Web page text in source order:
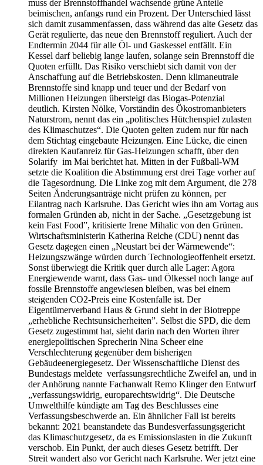
muss der Brennstoffhandel wachsende grüne Anteile
beimischen, anfangs rund ein Prozent. Der Unterschied lässt
sich damit zusammenfassen, dass während das alte Gesetz das
Gerät regulierte, das neue den Brennstoff reguliert. Auch der
Endtermin 2044 für alle Öl- und Gaskessel entfällt. Ein
Kessel darf beliebig lange laufen, solange sein Brennstoff die
Quoten erfüllt. Das Risiko verschiebt sich damit von der
Anschaffung auf die Betriebskosten. Denn klimaneutrale
Brennstoffe sind knapp und teuer und der Bedarf von
Millionen Heizungen übersteigt das Biogas-Potenzial
deutlich. Kirsten Nölke, Vorständin des Ökostromanbieters
Naturstrom, nennt das ein „politisches Hütchenspiel zulasten
des Klimaschutzes“. Die Quoten gelten zudem nur für nach
dem Stichtag eingebaute Heizungen. Eine Lücke, die einen
direkten Kaufanreiz für Gas-Heizungen schafft, über den
Solarify im Mai berichtet hat. Mitten in der Fußball-WM
setzte die Koalition die Abstimmung erst drei Tage vorher auf
die Tagesordnung. Die Linke zog mit dem Argument, die 278
Seiten Änderungsanträge nicht prüfen zu können, per
Eilantrag nach Karlsruhe. Das Gericht wies ihn am Vortag aus
formalen Gründen ab, nicht in der Sache. „Gesetzgebung ist
kein Fast Food”, kritisierte Irene Mihalic von den Grünen.
Wirtschaftsministerin Katherina Reiche (CDU) nennt das
Gesetz dagegen einen „Neustart bei der Wärmewende“:
Heizungszwänge würden durch Technologieoffenheit ersetzt.
Sonst überwiegt die Kritik quer durch alle Lager: Agora
Energiewende warnt, dass Gas- und Ölkessel noch lange auf
fossile Brennstoffe angewiesen bleiben, was bei einem
steigenden CO2-Preis eine Kostenfalle ist. Der
Eigentümerverband Haus & Grund sieht in der Biotreppe
„erhebliche Rechtsunsicherheiten”. Selbst die SPD, die dem
Gesetz zugestimmt hat, sieht darin nach den Worten ihrer
energiepolitischen Sprecherin Nina Scheer eine
Verschlechterung gegenüber dem bisherigen
Gebäudeenergiegesetz. Der Wissenschaftliche Dienst des
Bundestags meldete verfassungsrechtliche Zweifel an, und in
der Anhörung nannte Fachanwalt Remo Klinger den Entwurf
„verfassungswidrig, europarechtswidrig“. Die Deutsche
Umwelthilfe kündigte am Tag des Beschlusses eine
Verfassungsbeschwerde an. Ein ähnlicher Fall ist bereits
bekannt: 2021 beanstandete das Bundesverfassungsgericht
das Klimaschutzgesetz, da es Emissionslasten in die Zukunft
verschob. Ein Punkt, der auch dieses Gesetz betrifft. Der
Streit wandert also vor Gericht nach Karlsruhe. Wer jetzt eine